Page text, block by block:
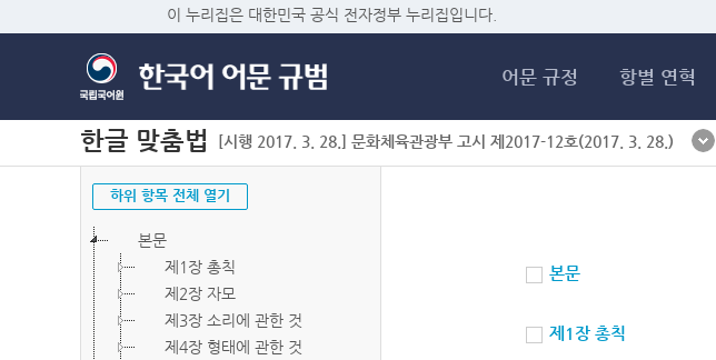
이 누리집은 대한민국 공식 전자정부 누리집입니다.
어문 규정 항별 연혁
한글 맞춤법 [시행 2017. 3. 28.] 문화체육관광부 고시 제2017-12호(2017. 3. 28.)
하위 항목 전체 열기
본문
제1장 총칙
제2장 자모
제3장 소리에 관한 것
제4장 형태에 관한 것
본문
제1장 총칙